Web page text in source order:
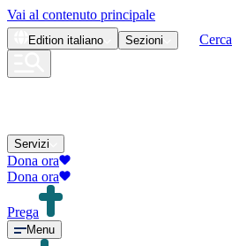
Vai al contenuto principale
Edition italiano Sezioni Cerca
Servizi
Dona ora
Dona ora
Prega
Menu